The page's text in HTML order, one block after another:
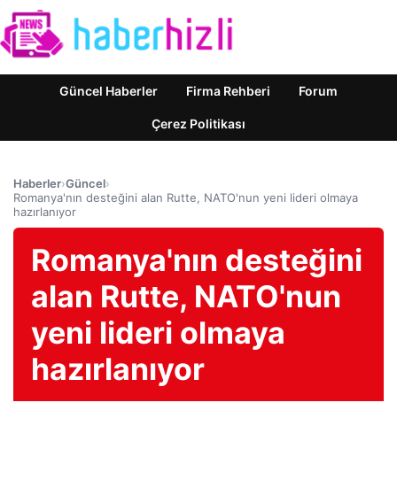
Güncel Haberler Firma Rehberi Forum
Çerez Politikası
Haberler›Güncel›
Romanya'nın desteğini alan Rutte, NATO'nun yeni lideri olmaya
hazırlanıyor
Romanya'nın desteğini
alan Rutte, NATO'nun
yeni lideri olmaya
hazırlanıyor